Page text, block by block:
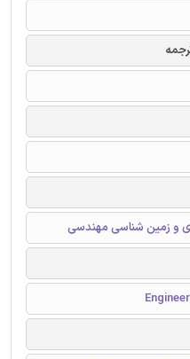
و زمین شناسی مهندسی